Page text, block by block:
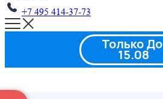
+7 495 414-37-73
Только До
15.08